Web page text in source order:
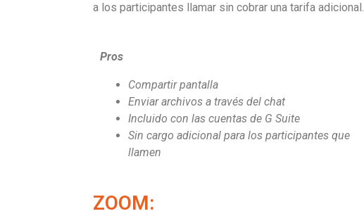
a los participantes llamar sin cobrar una tarifa adicional.
Pros
Compartir pantalla
Enviar archivos a través del chat
Incluido con las cuentas de G Suite
Sin cargo adicional para los participantes que
llamen
ZOOM: